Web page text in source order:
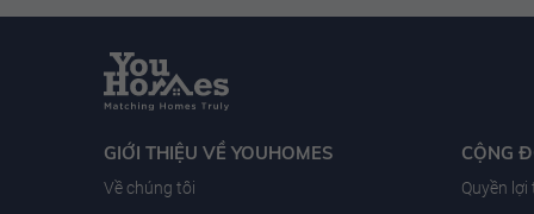
GIỚI THIỆU VỀ YOUHOMES
Về chúng tôi
CỘNG
Quyền